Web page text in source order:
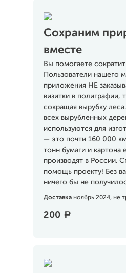
Сохраним
вместе
Вы помогаете
Пользователи нашего
приложения НЕ
визитки в полиграфии,
сокращая вырубку
всех вырубленных
используются для
— это почти 160 000
тонн бумаги и картона
производят в России.
помощь проекту! Без
ничего бы не
Доставка ноябрь 2024, не
200 a